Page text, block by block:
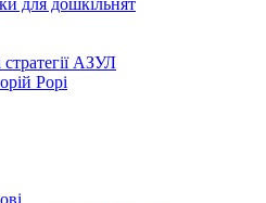
для дошкільнят
стратегії АЗУЛ
Рорі